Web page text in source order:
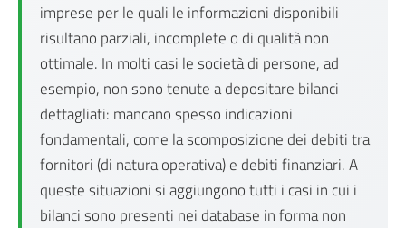
imprese per le quali le informazioni disponibili
risultano parziali, incomplete o di qualità non
ottimale. In molti casi le società di persone, ad
esempio, non sono tenute a depositare bilanci
dettagliati: mancano spesso indicazioni
fondamentali, come la scomposizione dei debiti tra
fornitori (di natura operativa) e debiti finanziari. A
queste situazioni si aggiungono tutti i casi in cui i
bilanci sono presenti nei database in forma non